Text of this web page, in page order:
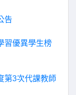
告
習優異學生榜
第3次代課教師